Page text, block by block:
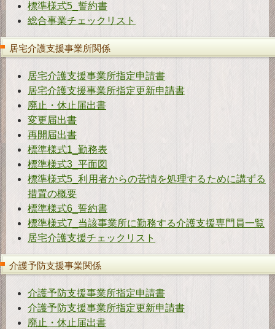
標準様式5_誓約書
総合事業チェックリスト
居宅介護支援事業所関係
居宅介護支援事業所指定申請書
居宅介護支援事業所指定更新申請書
廃止・休止届出書
変更届出書
再開届出書
標準様式1_勤務表
標準様式3_平面図
標準様式5_利用者からの苦情を処理するために講ずる
措置の概要
標準様式6_誓約書
標準様式7_当該事業所に勤務する介護支援専門員一覧
居宅介護支援チェックリスト
介護予防支援事業関係
介護予防支援事業所指定申請書
介護予防支援事業所指定更新申請書
廃止・休止届出書